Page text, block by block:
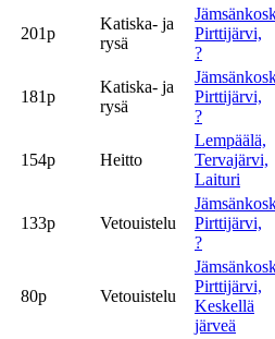
201p
Katiska- ja
rysä
Pirttijärvi,
?
181p
Katiska- ja
rysä
Pirttijärvi,
?
154p Heitto
Lempäälä,
Tervajärvi,
Laituri
133p Vetouistelu
Pirttijärvi,
?
80p Vetouistelu
Pirttijärvi,
Keskellä
järveä